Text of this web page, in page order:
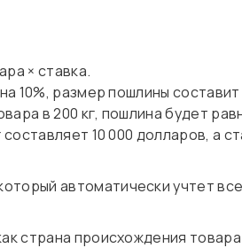
× ставка.
10%, размер пошлины составит
в 200 кг, пошлина будет
10 000 долларов, а
автоматически учтет
страна происхождения